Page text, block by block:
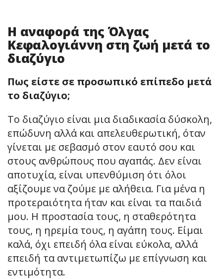
Η αναφορά της Όλγας
Κεφαλογιάννη στη ζωή μετά το
διαζύγιο
Πως είστε σε προσωπικό επίπεδο μετά
το διαζύγιο;
Το διαζύγιο είναι μια διαδικασία δύσκολη,
επώδυνη αλλά και απελευθερωτική, όταν
γίνεται με σεβασμό στον εαυτό σου και
στους ανθρώπους που αγαπάς. Δεν είναι
αποτυχία, είναι υπενθύμιση ότι όλοι
αξίζουμε να ζούμε με αλήθεια. Για μένα η
προτεραιότητα ήταν και είναι τα παιδιά
μου. Η προστασία τους, η σταθερότητα
τους, η ηρεμία τους, η αγάπη τους. Είμαι
καλά, όχι επειδή όλα είναι εύκολα, αλλά
επειδή τα αντιμετωπίζω με επίγνωση και
εντιμότητα.